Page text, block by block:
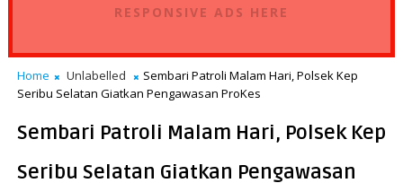
RESPONSIVE ADS HERE
Home Unlabelled
Sembari Patroli Malam Hari, Polsek Kep
Seribu Selatan Giatkan Pengawasan ProKes
Sembari Patroli Malam Hari, Polsek Kep
Seribu Selatan Giatkan Pengawasan